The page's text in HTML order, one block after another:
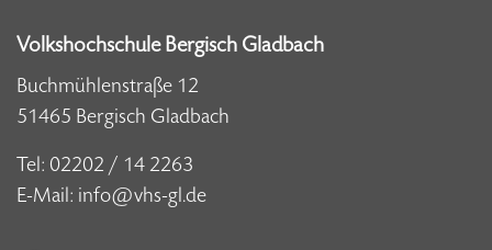
Volkshochschule Bergisch Gladbach
Buchmühlenstraße 12
51465 Bergisch Gladbach
Tel: 02202 / 14 2263
E-Mail: info@vhs-gl.de